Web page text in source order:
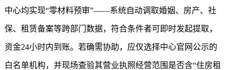
中心均实现“零材料预审”——系统自动调取婚姻、房产、社
保、租赁备案等跨部门数据，符合条件者可即时发起提取，
资金24小时内到账。若确需协助，应仅选择中心官网公示的
白名单机构，并现场查验其营业执照经营范围是否含“住房租